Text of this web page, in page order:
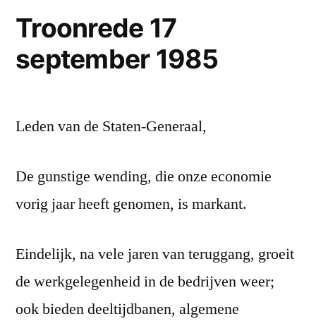
Troonrede 17
september 1985
Leden van de Staten-Generaal,
De gunstige wending, die onze economie
vorig jaar heeft genomen, is markant.
Eindelijk, na vele jaren van teruggang, groeit
de werkgelegenheid in de bedrijven weer;
ook bieden deeltijdbanen, algemene